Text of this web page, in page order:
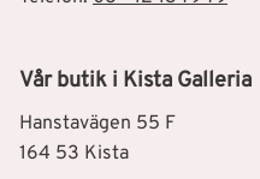
Vår butik i Kista Galleria
Hanstavägen 55 F
164 53 Kista